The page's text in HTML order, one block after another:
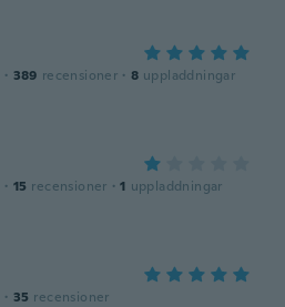
· 389 recensioner · 8 uppladdningar
· 15 recensioner · 1 uppladdningar
· 35 recensioner